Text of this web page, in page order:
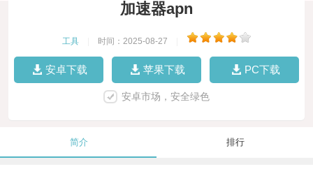
加速器apn
工具 时间：2025-08-27
安卓下载 苹果下载 PC下载
安卓市场，安全绿色
简介 排行